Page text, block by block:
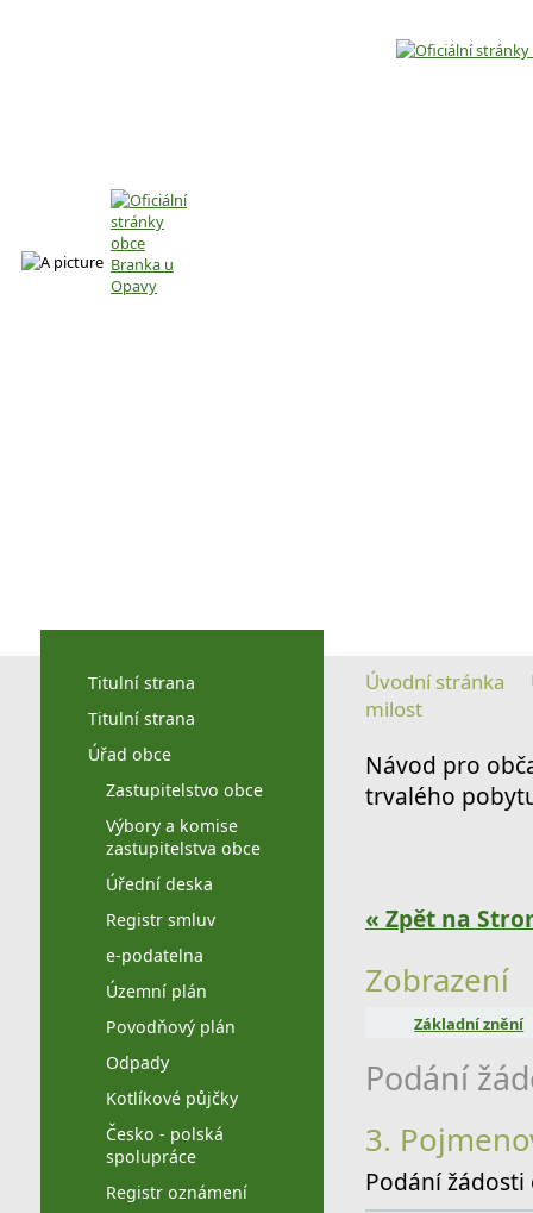
Titulní strana
Titulní strana
Úřad obce
Zastupitelstvo obce
Výbory a komise
zastupitelstva obce
Úřední deska
Registr smluv
e-podatelna
Územní plán
Povodňový plán
Odpady
Kotlíkové půjčky
Česko - polská
spolupráce
Registr oznámení
Úvodní stránka
milost
Návod pro
trvalého
« Zpět na
Zobrazení
Základní znění
Podání
3.
Podání